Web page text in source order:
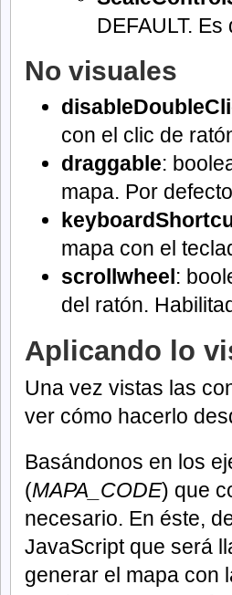
DEFAULT. Es
No visuales
con el clic de
draggable:
mapa. Por
mapa con el
scrollwheel:
del ratón.
Aplicando lo
Una vez vistas las
ver cómo hacerlo
Basándonos en los
(MAPA_CODE) que
necesario. En éste,
JavaScript que será
generar el mapa con